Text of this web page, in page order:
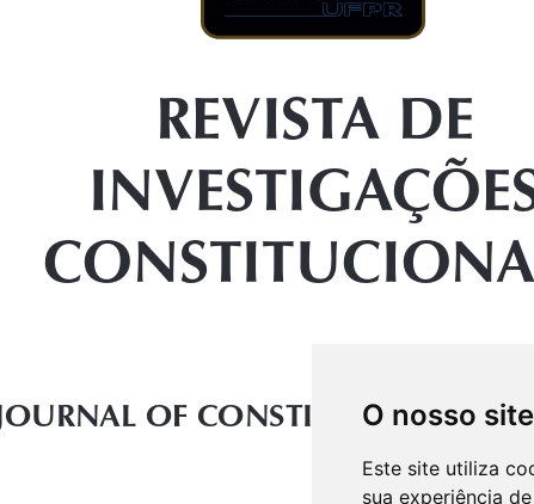
O nosso
Este site utiliza
sua experiência